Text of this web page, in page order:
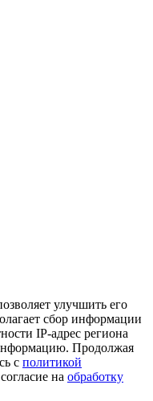
улучшить его
сбор информации
IP-адрес региона
Продолжая
с политикой
на обработку